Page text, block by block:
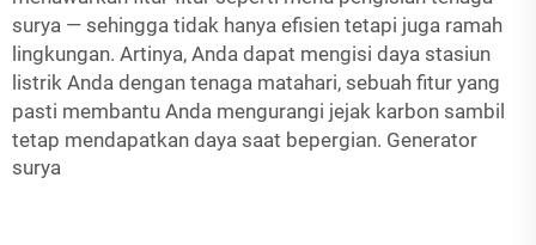
surya — sehingga tidak hanya efisien tetapi juga ramah
lingkungan. Artinya, Anda dapat mengisi daya stasiun
listrik Anda dengan tenaga matahari, sebuah fitur yang
pasti membantu Anda mengurangi jejak karbon sambil
tetap mendapatkan daya saat bepergian. Generator
surya